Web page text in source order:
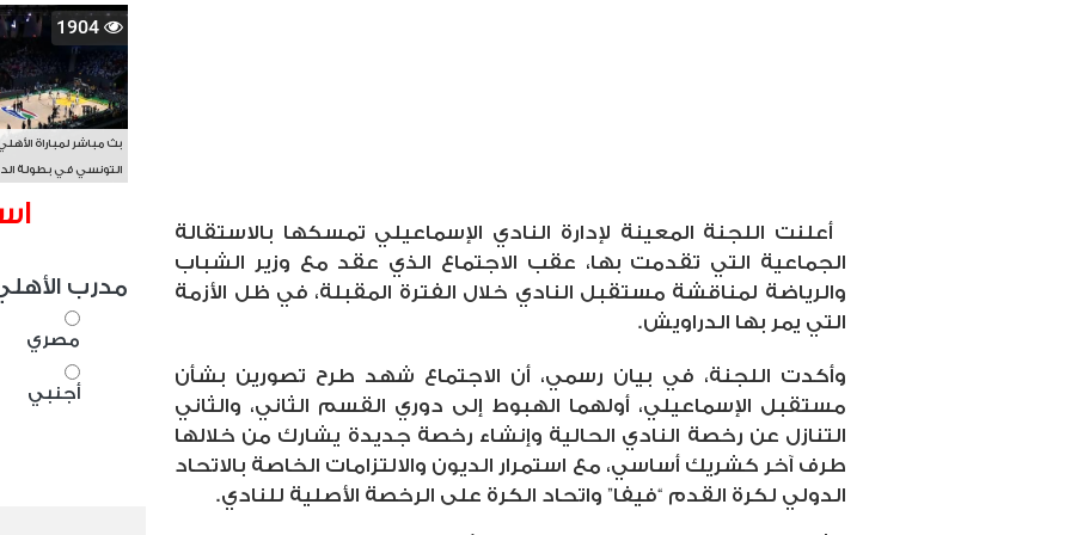
أعلنت اللجنة المعينة لإدارة النادي الإسماعيلي تمسكها بالاستقالة
الجماعية التي تقدمت بها، عقب الاجتماع الذي عقد مع وزير الشباب
والرياضة لمناقشة مستقبل النادي خلال الفترة المقبلة، في ظل الأزمة
التي يمر بها الدراويش.
وأكدت اللجنة، في بيان رسمي، أن الاجتماع شهد طرح تصورين بشأن
مستقبل الإسماعيلي، أولهما الهبوط إلى دوري القسم الثاني، والثاني
التنازل عن رخصة النادي الحالية وإنشاء رخصة جديدة يشارك من خلالها
طرف آخر كشريك أساسي، مع استمرار الديون والالتزامات الخاصة بالاتحاد
الدولي لكرة القدم “فيفا” واتحاد الكرة على الرخصة الأصلية للنادي.
1904
بث مباشر لمباراة
التونسي في بطولة
مدرب
مصري
أجنبي